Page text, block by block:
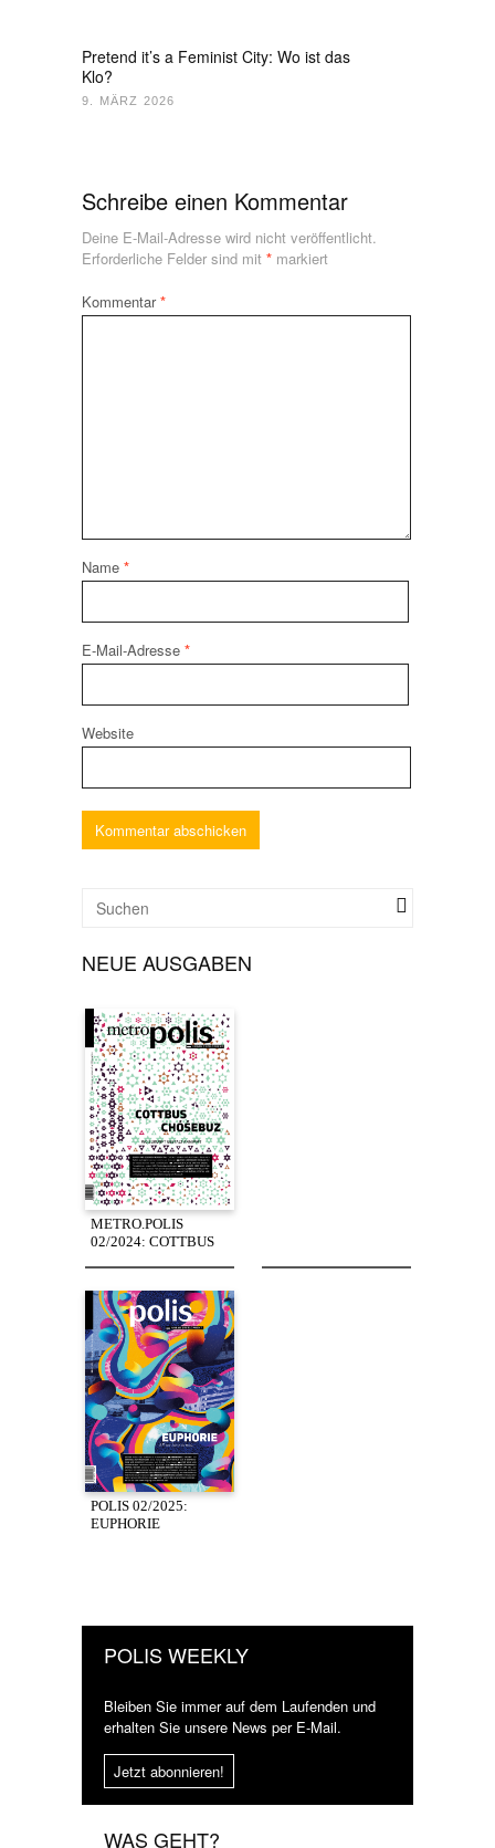
Pretend it’s a Feminist City: Wo ist das
Klo?
9. MÄRZ 2026
Schreibe einen Kommentar
Deine E-Mail-Adresse wird nicht veröffentlicht.
Erforderliche Felder sind mit * markiert
Kommentar*
Name *
E-Mail-Adresse *
Website
NEUE AUSGABEN
METRO.POLIS
02/2024: COTTBUS
POLIS 02/2025:
EUPHORIE
POLIS WEEKLY
Bleiben Sie immer auf dem Laufenden und
erhalten Sie unsere News per E-Mail.
Jetzt abonnieren!
WAS GEHT?